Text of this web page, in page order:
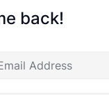
back!